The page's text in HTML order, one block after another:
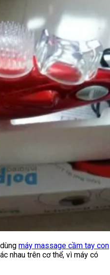
máy massage cầm tay con
nhau trên cơ thể, vì máy có